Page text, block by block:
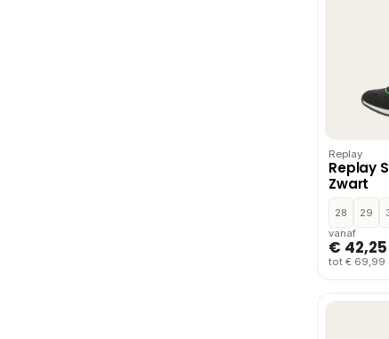
Replay
Replay
Zwart
28 29
vanaf
€ 42,25
tot € 69,99